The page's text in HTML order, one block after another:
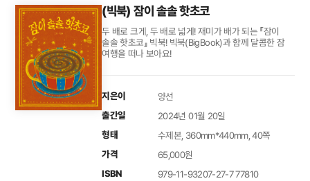
(빅북) 잠이 솔솔 핫초코
두 배로 크게, 두 배로 넓게! 재미가 배가 되는 『잠이
솔솔 핫초코』 빅북! 빅북(BigBook)과 함께 달콤한 잠
여행을 떠나 보아요!
지은이 양선
출간일 2024년 01월 20일
형태 수제본, 360mm*440mm, 40쪽
가격 65,000원
ISBN 979-11-93207-27-7 77810